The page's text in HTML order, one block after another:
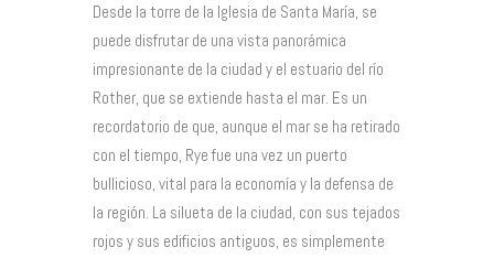
Desde la torre de la Iglesia de Santa María, se
puede disfrutar de una vista panorámica
impresionante de la ciudad y el estuario del río
Rother, que se extiende hasta el mar. Es un
recordatorio de que, aunque el mar se ha retirado
con el tiempo, Rye fue una vez un puerto
bullicioso, vital para la economía y la defensa de
la región. La silueta de la ciudad, con sus tejados
rojos y sus edificios antiguos, es simplemente